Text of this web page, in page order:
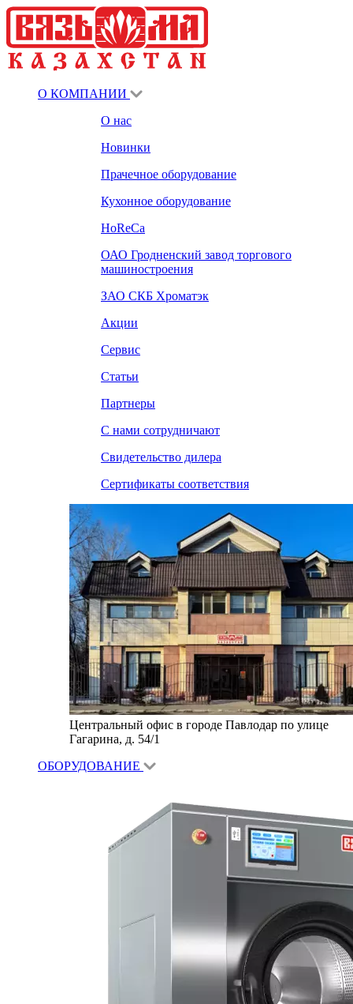
О КОМПАНИИ
О нас
Новинки
Прачечное оборудование
Кухонное оборудование
HoReCa
ОАО Гродненский завод торгового
машиностроения
ЗАО СКБ Хроматэк
Акции
Сервис
Статьи
Партнеры
С нами сотрудничают
Свидетельство дилера
Сертификаты соответствия
Центральный офис в городе Павлодар по улице
Гагарина, д. 54/1
ОБОРУДОВАНИЕ